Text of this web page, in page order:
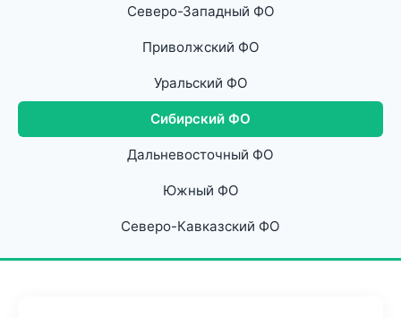
Северо-Западный ФО
Приволжский ФО
Уральский ФО
Сибирский ФО
Дальневосточный ФО
Южный ФО
Северо-Кавказский ФО